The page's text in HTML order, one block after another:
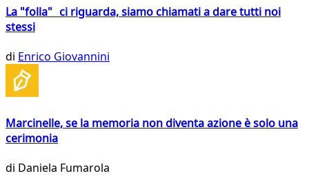
La "folla" ci riguarda, siamo chiamati a dare tutti noi
stessi
di Enrico Giovannini
Marcinelle, se la memoria non diventa azione è solo una
cerimonia
di Daniela Fumarola